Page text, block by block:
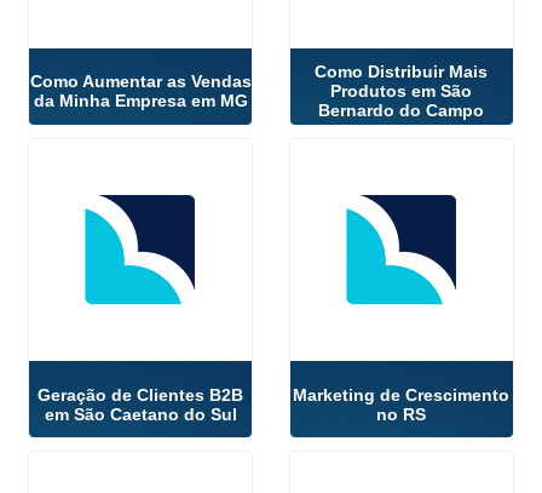
Como Aumentar as Vendas
da Minha Empresa em MG
Como Distribuir Mais
Produtos em São
Bernardo do Campo
Geração de Clientes B2B
em São Caetano do Sul
Marketing de Crescimento
no RS